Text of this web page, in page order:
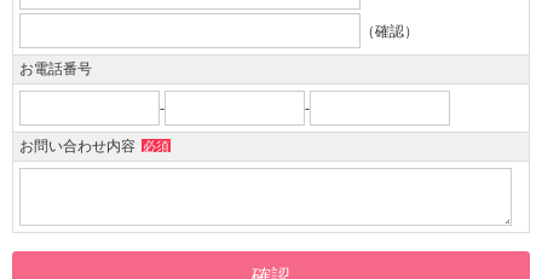
（確認）
お電話番号
- -
お問い合わせ内容 必須